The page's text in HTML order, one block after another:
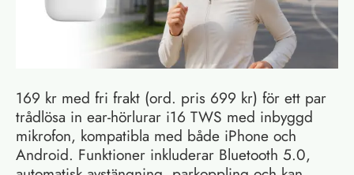
169 kr med fri frakt (ord. pris 699 kr) för ett par
trådlösa in ear-hörlurar i16 TWS med inbyggd
mikrofon, kompatibla med både iPhone och
Android. Funktioner inkluderar Bluetooth 5.0,